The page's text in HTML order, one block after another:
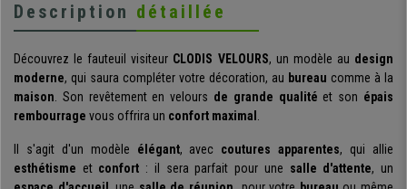
Description détaillée
Découvrez le fauteuil visiteur CLODIS VELOURS, un modèle au design
moderne, qui saura compléter votre décoration, au bureau comme à la
maison. Son revêtement en velours de grande qualité et son épais
rembourrage vous offrira un confort maximal .
Il s'agit d'un modèle élégant, avec coutures apparentes, qui allie
esthétisme et confort : il sera parfait pour une salle d'attente, un